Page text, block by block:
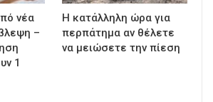
νέα
–
1
Η κατάλληλη ώρα για
περπάτημα αν θέλετε
να μειώσετε την πίεση